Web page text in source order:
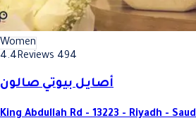
Women
4.4Reviews 494
أصايل بيوتي صالون
King Abdullah Rd - 13223 - Riyadh -